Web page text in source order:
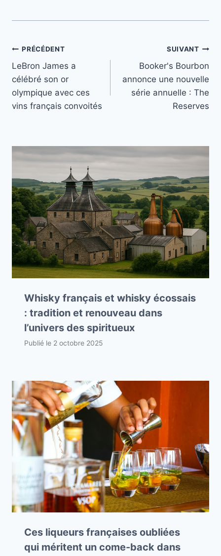
Navigation
de
l’article
PRÉCÉDENT
LeBron James a
célébré son or
olympique avec ces
vins français convoités
SUIVANT
Booker's Bourbon
annonce une nouvelle
série annuelle : The
Reserves
Whisky français et whisky écossais
: tradition et renouveau dans
l’univers des spiritueux
Publié le 2 octobre 2025
Ces liqueurs françaises oubliées
qui méritent un come-back dans